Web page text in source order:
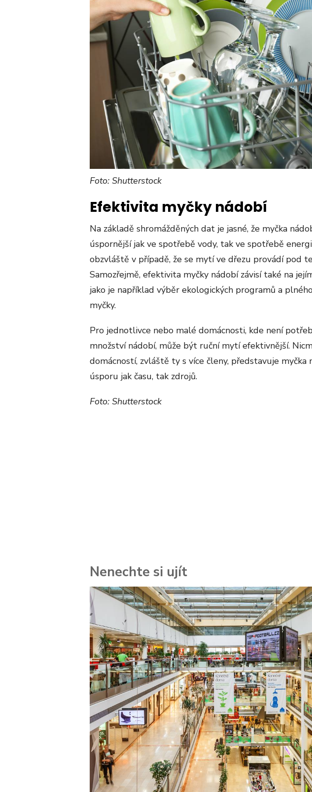
Foto: Shutterstock
Efektivita myčky nádobí
Na základě shromážděných dat je jasné, že myčka
úspornější jak ve spotřebě vody, tak ve spotřebě
obzvláště v případě, že se mytí ve dřezu provádí pod
Samozřejmě, efektivita myčky nádobí závisí také na
jako je například výběr ekologických programů a
myčky.
Pro jednotlivce nebo malé domácnosti, kde není
množství nádobí, může být ruční mytí efektivnější.
domácností, zvláště ty s více členy, představuje myčka
úsporu jak času, tak zdrojů.
Foto: Shutterstock
Nenechte si ujít